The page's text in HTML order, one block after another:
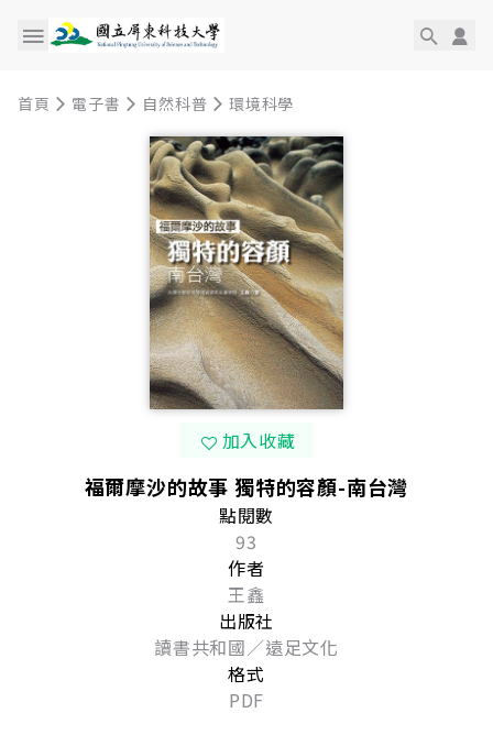
首頁 電子書 自然科普 環境科學
加入收藏
福爾摩沙的故事 獨特的容顏-南台灣
點閱數
93
作者
王鑫
出版社
讀書共和國／遠足文化
格式
PDF